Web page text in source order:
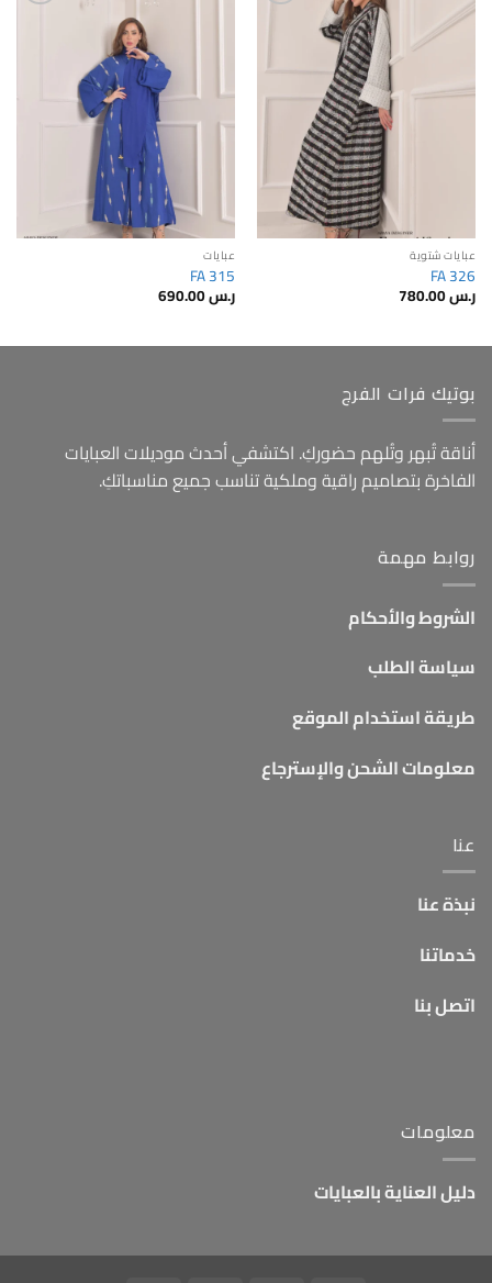
عبايات شتوية
FA 326
ر.س780.00
عبايات
FA 315
ر.س690.00
بوتيك فرات الفرج
أناقة تُبهر وتُلهم حضوركِ. اكتشفي أحدث موديلات العبايات
الفاخرة بتصاميم راقية وملكية تناسب جميع مناسباتكِ.
روابط مهمة
الشروط والأحكام
سياسة الطلب
طريقة استخدام الموقع
معلومات الشحن والإسترجاع
عنا
نبذة عنا
خدماتنا
اتصل بنا
معلومات
دليل العناية بالعبايات